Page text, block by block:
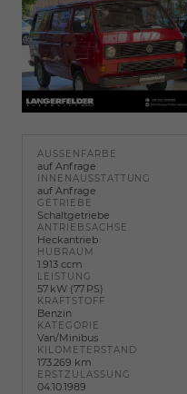
AUSSENFARBE
auf Anfrage
INNENAUSSTATTUNG
auf Anfrage
GETRIEBE
Schaltgetriebe
ANTRIEBSACHSE
Heckantrieb
HUBRAUM
1.913 ccm
LEISTUNG
57 kW (77 PS)
KRAFTSTOFF
Benzin
KATEGORIE
Van/Minibus
KILOMETERSTAND
173.269 km
ERSTZULASSUNG
04.10.1989